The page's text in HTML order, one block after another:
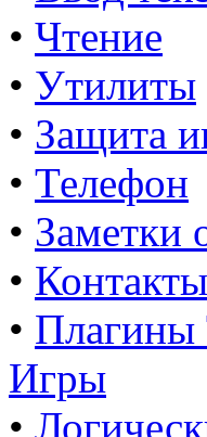
• Чтение
• Утилиты
• Защита
• Телефон
• Заметки
• Контакты
• Плагины
Игры
•